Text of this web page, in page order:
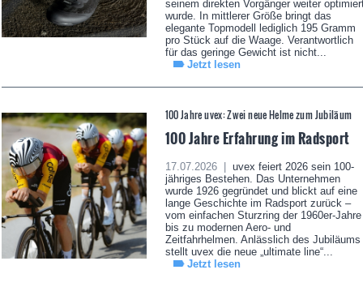
seinem direkten Vorgänger weiter
wurde. In mittlerer Größe bringt das
elegante Topmodell lediglich 195 Gramm
pro Stück auf die Waage. Verantwortlich
für das geringe Gewicht ist nicht...
Jetzt lesen
100 Jahre uvex: Zwei neue Helme zum Jubiläum
100 Jahre Erfahrung im Radsport
17.07.2026 |
uvex feiert 2026 sein 100-
jähriges Bestehen. Das Unternehmen
wurde 1926 gegründet und blickt auf eine
lange Geschichte im Radsport zurück –
vom einfachen Sturzring der 1960er-Jahre
bis zu modernen Aero- und
Zeitfahrhelmen. Anlässlich des Jubiläums
stellt uvex die neue „ultimate line“...
Jetzt lesen